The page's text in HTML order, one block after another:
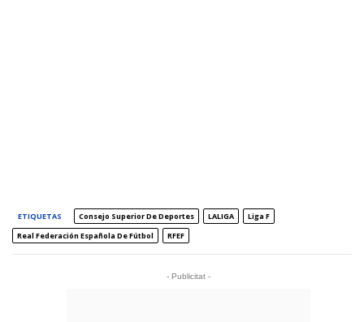
ETIQUETAS Consejo Superior De Deportes LALIGA
Liga F
Real Federación Española De Fútbol
RFEF
- Publicitat -